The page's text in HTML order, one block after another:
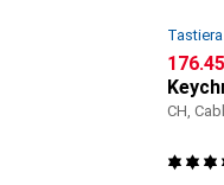
Tastiera
CHF
176.45
CH,